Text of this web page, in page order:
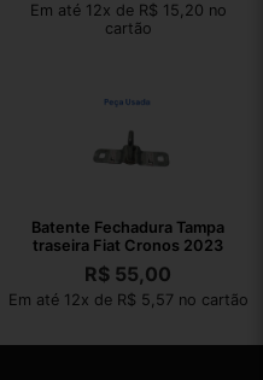
Em até 12x de R$ 15,20 no
cartão
Batente Fechadura Tampa
traseira Fiat Cronos 2023
R$ 55,00
Em até 12x de R$ 5,57 no cartão